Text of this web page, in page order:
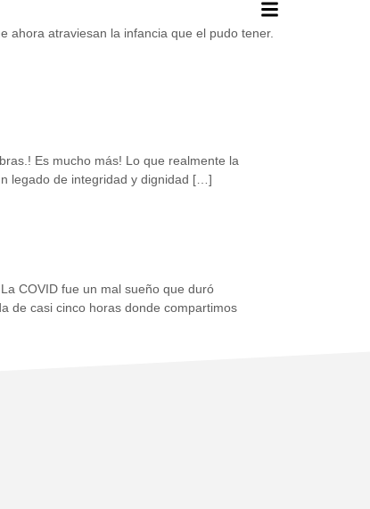
ahora atraviesan la infancia que el pudo tener.
Es mucho más! Lo que realmente la
legado de integridad y dignidad […]
COVID fue un mal sueño que duró
de casi cinco horas donde compartimos